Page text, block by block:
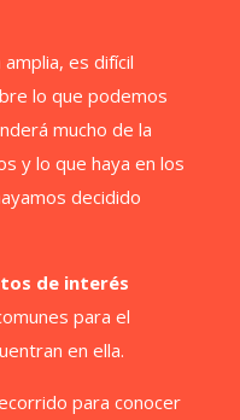
es difícil
lo que podemos
mucho de la
y lo que haya en los
decidido
de interés
para el
en ella.
para conocer